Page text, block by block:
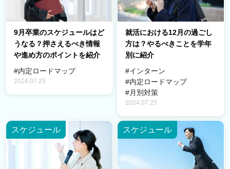
9月卒業のスケジュールはど
うなる？押さえるべき情報
や進め方のポイントを紹介
#内定ロードマップ
2024.07.25
就活における12月の過ごし
方は？やるべきことを学年
別に紹介
#インターン
#内定ロードマップ
#月別対策
2024.07.25
スケジュール スケジュール